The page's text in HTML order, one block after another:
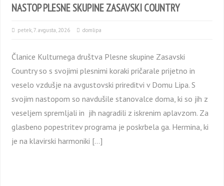
NASTOP PLESNE SKUPINE ZASAVSKI COUNTRY
petek, 7. avgusta, 2026 domlipa
Članice Kulturnega društva Plesne skupine Zasavski
Country so s svojimi plesnimi koraki pričarale prijetno in
veselo vzdušje na avgustovski prireditvi v Domu Lipa. S
svojim nastopom so navdušile stanovalce doma, ki so jih z
veseljem spremljali in jih nagradili z iskrenim aplavzom. Za
glasbeno popestritev programa je poskrbela ga. Hermina, ki
je na klavirski harmoniki […]